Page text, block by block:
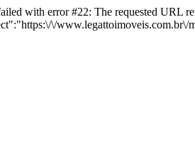
with error #22: The requested URL
\/www.legattoimoveis.com.br\/